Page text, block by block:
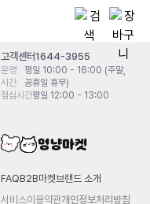
고객센터1644-3955
운영
시간
평일 10:00 - 16:00 (주말,
공휴일 휴무)
점심시간평일 12:00 - 13:00
FAQB2B마켓 브랜드 소개
서비스이용약관개인정보처리방침